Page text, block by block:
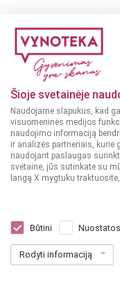
Šioje svetainėje
Naudojame slapukus, kad
visuomeninės medijos
naudojimo informaciją
ir analizės partneriais, kurie
naudojant paslaugas
svetaine, jūs sutinkate su
langą X mygtuku
Būtini Nuostatos
Rodyti informaciją
Veuve Emilie
Dar nėra balsų, galite įvertinti
3199€ 42.65 € / L